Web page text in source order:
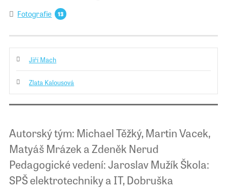
Fotografie 13
Jiří Mach
Zlata Kalousová
Autorský tým: Michael Těžký, Martin Vacek,
Matyáš Mrázek a Zdeněk Nerud
Pedagogické vedení: Jaroslav Mužík Škola:
SPŠ elektrotechniky a IT, Dobruška